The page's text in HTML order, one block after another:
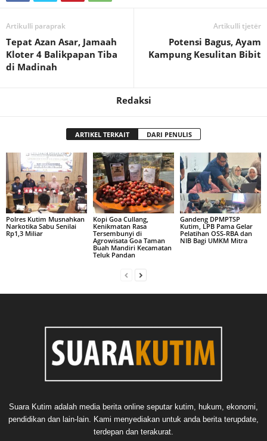
Artikulli paraprak
Tepat Azan Asar, Jamaah
Kloter 4 Balikpapan Tiba
di Madinah
Artikulli tjetër
Potensi Bagus, Ayam
Kampung Kesulitan Bibit
Redaksi
ARTIKEL TERKAIT DARI PENULIS
Polres Kutim Musnahkan
Narkotika Sabu Senilai
Rp1,3 Miliar
Kopi Goa Cullang,
Kenikmatan Rasa
Tersembunyi di
Agrowisata Goa Taman
Buah Mandiri Kecamatan
Teluk Pandan
Gandeng DPMPTSP
Kutim, LPB Pama Gelar
Pelatihan OSS-RBA dan
NIB Bagi UMKM Mitra
Suara Kutim adalah media berita online seputar kutim, hukum, ekonomi,
pendidikan dan lain-lain. Kami menyediakan untuk anda berita terupdate,
terdepan dan terakurat.